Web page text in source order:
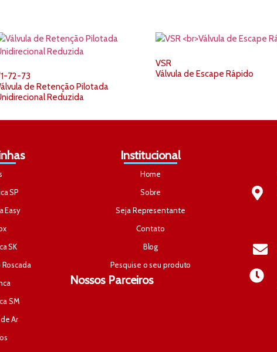
72-73
de Retenção Pilotada
Reduzida
VSR
Válvula de Escape Rápido
SP
Easy
SK
SM
Ar
Institucional
Home
Sobre
Seja Representante
Contato
Blog
Pesquise o seu produto
Nossos Parceiros